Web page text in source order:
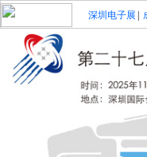
深圳电子展